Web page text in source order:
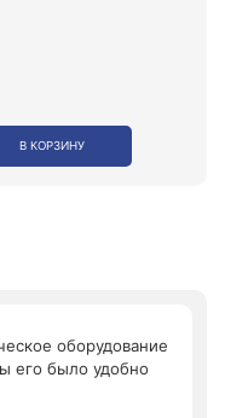
В КОРЗИНУ
оборудование
его было удобно